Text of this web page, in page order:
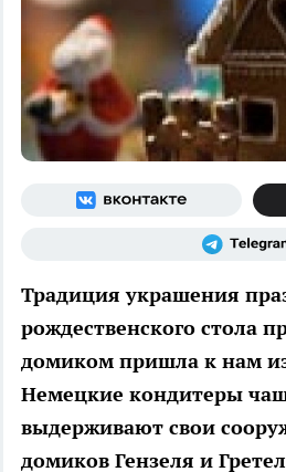
Традиция украшения
рождественского стола
домиком пришла к нам
Немецкие кондитеры
выдерживают свои
домиков Гензеля и